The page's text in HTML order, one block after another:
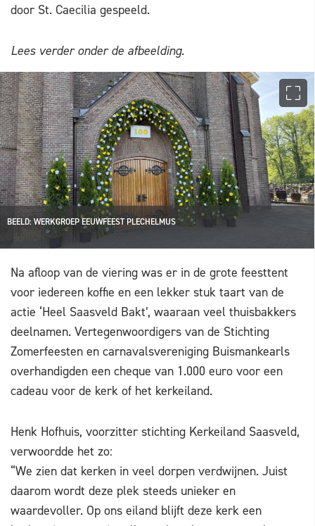
door St. Caecilia gespeeld.
Lees verder onder de afbeelding.
BEELD: WERKGROEP EEUWFEEST PLECHELMUS
Na afloop van de viering was er in de grote feesttent
voor iedereen koffie en een lekker stuk taart van de
actie ‘Heel Saasveld Bakt’, waaraan veel thuisbakkers
deelnamen. Vertegenwoordigers van de Stichting
Zomerfeesten en carnavalsvereniging Buismankearls
overhandigden een cheque van 1.000 euro voor een
cadeau voor de kerk of het kerkeiland.
Henk Hofhuis, voorzitter stichting Kerkeiland Saasveld,
verwoordde het zo:
“We zien dat kerken in veel dorpen verdwijnen. Juist
daarom wordt deze plek steeds unieker en
waardevoller. Op ons eiland blijft deze kerk een